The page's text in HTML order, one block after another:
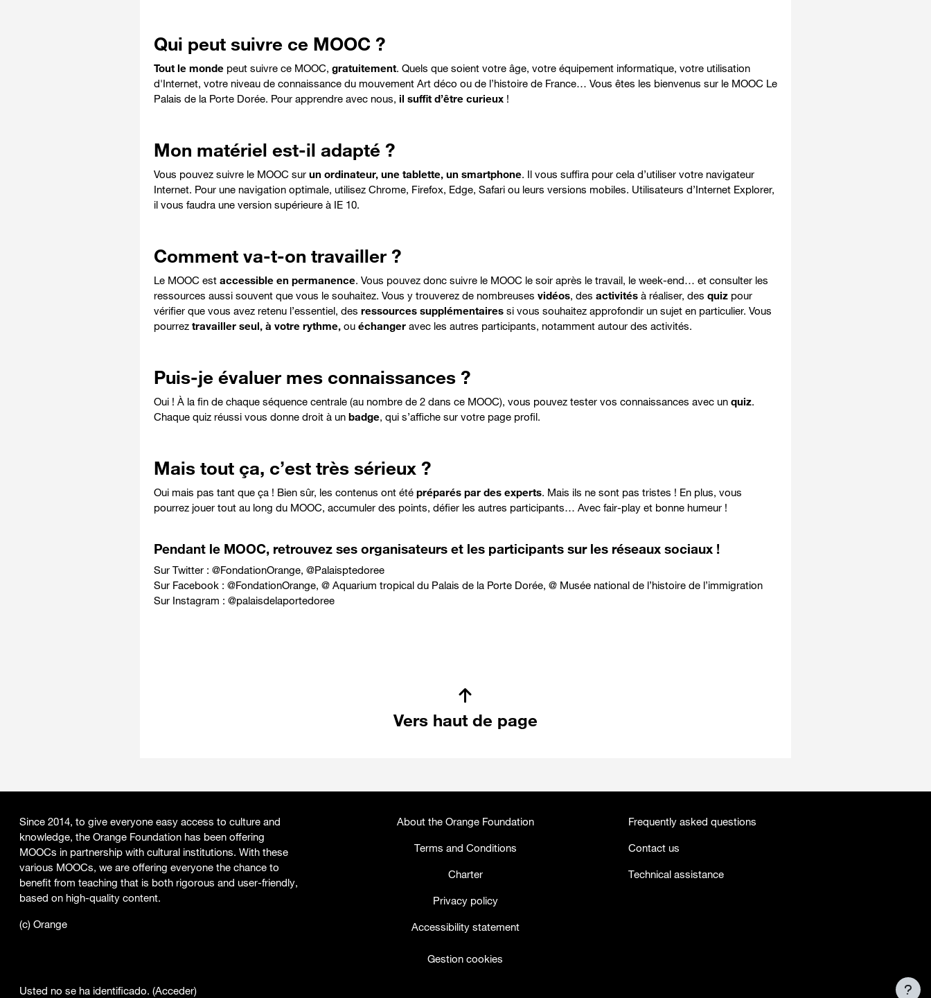
Qui peut suivre ce MOOC ?
Tout le mondepeut suivre ce MOOC, gratuitement. Quels que soient votre âge, votre équipement informatique, votre utilisation
d'Internet, votre niveau de connaissance du mouvement Art déco ou de l’histoire de France… Vous êtes les bienvenus sur le MOOC Le
Palais de la Porte Dorée. Pour apprendre avec nous, il suffit d’être curieux!
Mon matériel est-il adapté ?
Vous pouvez suivre le MOOC sur un ordinateur, une tablette, un smartphone. Il vous suffira pour cela d’utiliser votre navigateur
Internet. Pour une navigation optimale, utilisez Chrome, Firefox, Edge, Safari ou leurs versions mobiles. Utilisateurs d’Internet Explorer,
il vous faudra une version supérieure à IE 10.
Comment va-t-on travailler ?
Le MOOC est accessible en permanence. Vous pouvez donc suivre le MOOC le soir après le travail, le week-end… et consulter les
ressources aussi souvent que vous le souhaitez. Vous y trouverez de nombreuses vidéos, des activitésà réaliser, des quiz pour
vérifier que vous avez retenu l’essentiel, des ressources supplémentairessi vous souhaitez approfondir un sujet en particulier. Vous
pourrez travailler seul, à votre rythme, ou échanger avec les autres participants, notamment autour des activités.
Puis-je évaluer mes connaissances ?
Oui ! À la fin de chaque séquence centrale(au nombre de 2 dans ce MOOC), vous pouvez tester vos connaissances avec un quiz.
Chaque quiz réussi vous donne droit à un badge, qui s’affiche sur votre page profil.
Mais tout ça, c’est très sérieux ?
Oui mais pas tant que ça ! Bien sûr, les contenus ont été préparés par des experts. Mais ils ne sont pas tristes ! En plus, vous
pourrez jouer tout au long du MOOC, accumuler des points, défier les autres participants… Avec fair-play et bonne humeur!
Pendant le MOOC, retrouvez ses organisateurs et les participants sur les réseaux sociaux !
Sur Twitter : @FondationOrange, @Palaisptedoree
Sur Facebook : @FondationOrange, @ Aquarium tropical du Palais de la Porte Dorée, @ Musée national de l’histoire de l’immigration
Sur Instagram : @palaisdelaportedoree
Vers haut de page
Since 2014, to give everyone easy access to culture and
knowledge, the Orange Foundation has been offering
MOOCs in partnership with cultural institutions. With these
various MOOCs, we are offering everyone the chance to
benefit from teaching that is both rigorous and user-friendly,
based on high-quality content.
(c) Orange
About the Orange Foundation
Terms and Conditions
Charter
Privacy policy
Accessibility statement
Gestion cookies
Frequently asked questions
Contact us
Technical assistance
Usted no se ha identificado. (Acceder)